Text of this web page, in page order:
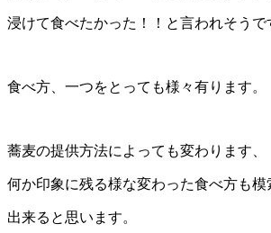
浸けて食べたかった！！と言われそうで
食べ方、一つをとっても様々有ります。
蕎麦の提供方法によっても変わります、
何か印象に残る様な変わった食べ方も模
出来ると思います。